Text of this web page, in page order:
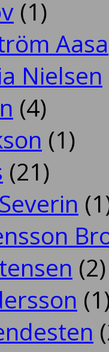
(1)
Aasa
Nielsen
(4)
(1)
(21)
(2)